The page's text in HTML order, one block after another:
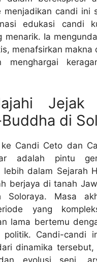
menjadikan candi ini
edukasi candi
menarik. Ia
menafsirkan makna
menghargai
Jejak
di
ke Candi Ceto dan
adalah pintu
lebih dalam Sejarah
berjaya di tanah
Soloraya. Masa
yang
lama bertemu
Candi-candi
dinamika tersebut,
evolusi seni,